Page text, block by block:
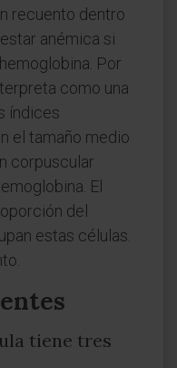
recuento dentro
anémica si
Por
como una
índices
el tamaño medio
corpuscular
El
del
estas células.
tiene tres